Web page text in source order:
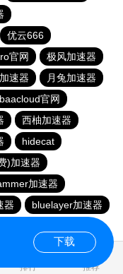
优云666
官网
极风加速器
速器
月兔加速器
baacloud官网
西柚加速器
hidecat
)加速器
加速器
器
bluelayer加速器
排行 推荐
下载
0.215510s